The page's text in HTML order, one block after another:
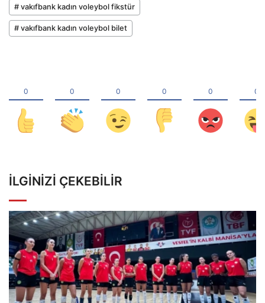
# vakıfbank kadın voleybol fikstür
# vakıfbank kadın voleybol bilet
İLGINIZI ÇEKEBILIR